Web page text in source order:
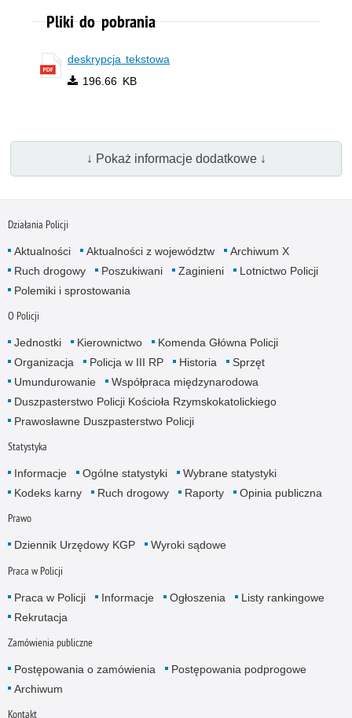
Pliki do pobrania
deskrypcja tekstowa
196.66 KB
↓ Pokaż informacje dodatkowe ↓
Działania Policji
Aktualności Aktualności z województw
Archiwum X
Ruch drogowy
Poszukiwani Zaginieni
Lotnictwo Policji
Polemiki i sprostowania
O Policji
Jednostki Kierownictwo
Komenda Główna Policji
Organizacja
Policja w III RP Historia
Sprzęt
Umundurowanie
Współpraca międzynarodowa
Duszpasterstwo Policji Kościoła Rzymskokatolickiego
Prawosławne Duszpasterstwo Policji
Statystyka
Informacje Ogólne statystyki
Wybrane statystyki
Kodeks karny
Ruch drogowy Raporty Opinia publiczna
Prawo
Dziennik Urzędowy KGP Wyroki sądowe
Praca w Policji
Praca w Policji Informacje Ogłoszenia
Listy rankingowe
Rekrutacja
Zamówienia publiczne
Postępowania o zamówienia
Postępowania podprogowe
Archiwum
Kontakt